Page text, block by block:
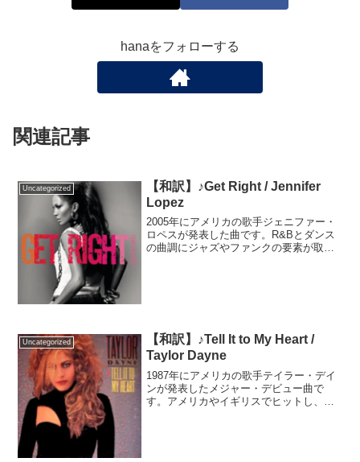
hanaをフォローする
関連記事
Uncategorized
【和訳】♪Get Right / Jennifer
Lopez
2005年にアメリカの歌手ジェニファー・
ロペスが発表した曲です。R&Bとダンス
の曲調にジャズやファンクの要素が取り
Uncategorized
【和訳】♪Tell It to My Heart /
Taylor Dayne
1987年にアメリカの歌手テイラー・デイ
ンが発表したメジャー・デビュー曲で
す。アメリカやイギリスでヒットし、グ